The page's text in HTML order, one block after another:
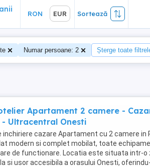
RON EUR Sortează
Numar persoane: 2 Șterge toate
Apartament 2 camere -
Ultracentral Onesti
inchiriere cazare Apartament cu 2 camere in
modern si complet mobilat, toate
de functionare. Locatia este situata intr-o
si usor accesibila a orasului Onesti,